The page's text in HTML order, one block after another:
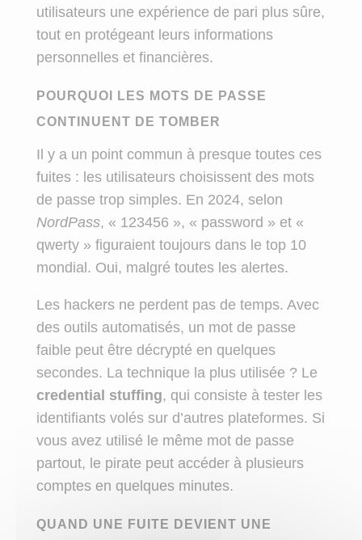
utilisateurs une expérience de pari plus sûre,
tout en protégeant leurs informations
personnelles et financières.
POURQUOI LES MOTS DE PASSE
CONTINUENT DE TOMBER
Il y a un point commun à presque toutes ces
fuites : les utilisateurs choisissent des mots
de passe trop simples. En 2024, selon
NordPass, « 123456 », « password » et «
qwerty » figuraient toujours dans le top 10
mondial. Oui, malgré toutes les alertes.
Les hackers ne perdent pas de temps. Avec
des outils automatisés, un mot de passe
faible peut être décrypté en quelques
secondes. La technique la plus utilisée ? Le
credential stuffing, qui consiste à tester les
identifiants volés sur d’autres plateformes. Si
vous avez utilisé le même mot de passe
partout, le pirate peut accéder à plusieurs
comptes en quelques minutes.
QUAND UNE FUITE DEVIENT UNE